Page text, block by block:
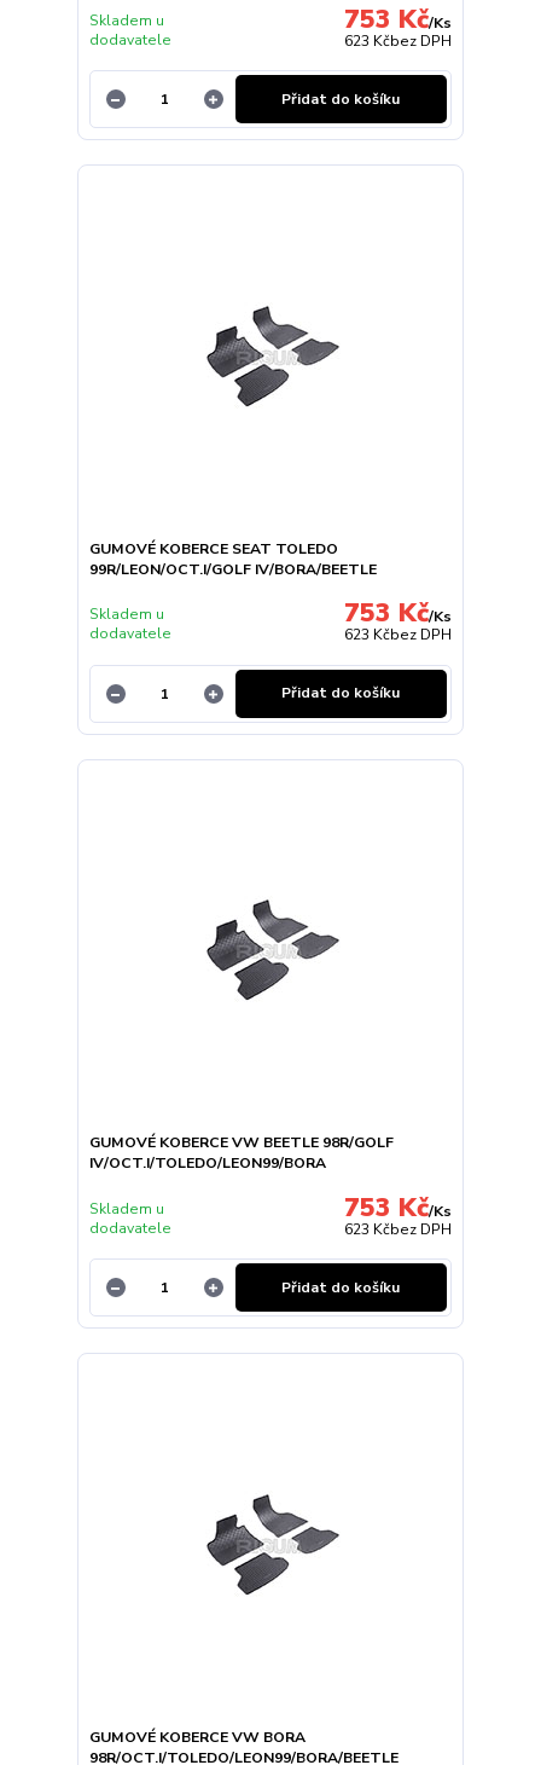
753 Kč/Ks
623 Kčbez DPH
Skladem u
dodavatele
Přidat do košíku
GUMOVÉ KOBERCE SEAT TOLEDO
99R/LEON/OCT.I/GOLF IV/BORA/BEETLE
753 Kč/Ks
623 Kčbez DPH
Skladem u
dodavatele
Přidat do košíku
GUMOVÉ KOBERCE VW BEETLE 98R/GOLF
IV/OCT.I/TOLEDO/LEON99/BORA
753 Kč/Ks
623 Kčbez DPH
Skladem u
dodavatele
Přidat do košíku
GUMOVÉ KOBERCE VW BORA
98R/OCT.I/TOLEDO/LEON99/BORA/BEETLE